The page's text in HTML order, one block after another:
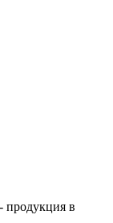
продукция в